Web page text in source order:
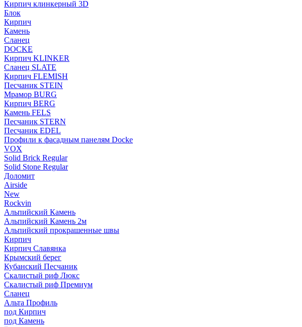
Кирпич клинкерный 3D
Блок
Кирпич
Камень
Сланец
DOCKE
Кирпич KLINKER
Сланец SLATE
Кирпич FLEMISH
Пес­ча­ник STEIN
Мрамор BURG
Кирпич BERG
Камень FELS
Пес­ча­ник STERN
Пес­ча­ник EDEL
Профили к фасадным панелям Docke
VOX
Solid Brick Regular
Solid Stone Regular
Доломит
Airside
New
Rockvin
Альпийский Камень
Альпийский Камень 2м
Альпийский прокрашенные швы
Кирпич
Кирпич Славянка
Крымский берег
Кубанский Песчаник
Скалистый риф Люкс
Скалистый риф Премиум
Сланец
Альта Профиль
под Кирпич
под Камень